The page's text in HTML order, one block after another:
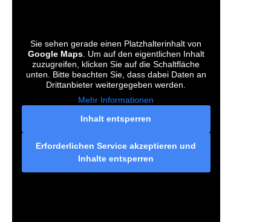
Sie sehen gerade einen Platzhalterinhalt von
Google Maps. Um auf den eigentlichen Inhalt
zuzugreifen, klicken Sie auf die Schaltfläche
unten. Bitte beachten Sie, dass dabei Daten an
Drittanbieter weitergegeben werden.
Mehr Informationen
Inhalt entsperren
Erforderlichen Service akzeptieren und
Inhalte entsperren